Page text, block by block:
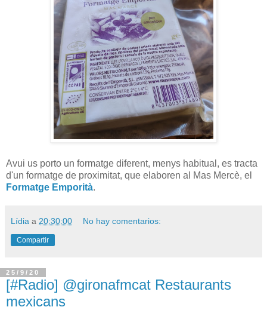
Avui us porto un formatge diferent, menys habitual, es tracta
d'un formatge de proximitat, que elaboren al Mas Mercè, el
Formatge Emporità.
Lídia a 20:30:00 No hay comentarios:
Compartir
25/9/20
[#Radio] @gironafmcat Restaurants
mexicans